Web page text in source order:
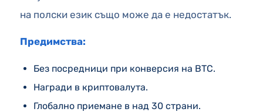
на полски език също може да е недостатък.
Предимства:
Без посредници при конверсия на BTC.
Награди в криптовалута.
Глобално приемане в над 30 страни.